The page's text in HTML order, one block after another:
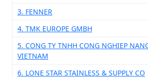
3. FENNER
4. TMK EUROPE GMBH
5. CONG TY TNHH CONG NGHIEP
VIETNAM
6. LONE STAR STAINLESS & SUPPLY CO